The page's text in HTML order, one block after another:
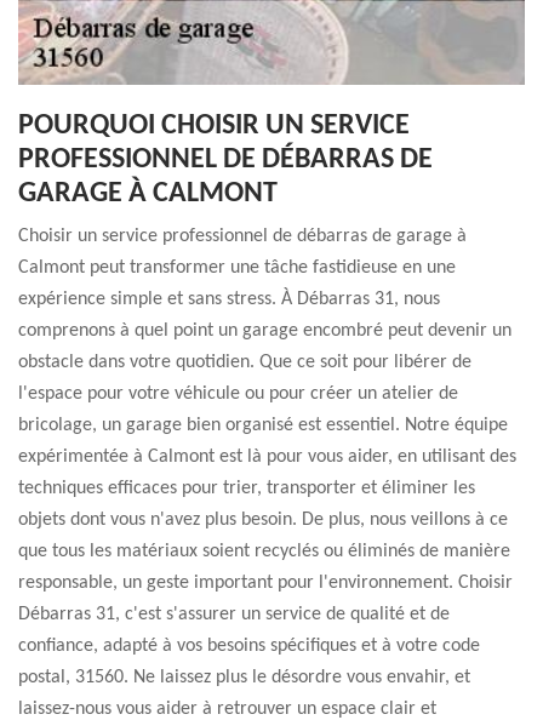
POURQUOI CHOISIR UN SERVICE
PROFESSIONNEL DE DÉBARRAS DE
GARAGE À CALMONT
Choisir un service professionnel de débarras de garage à
Calmont peut transformer une tâche fastidieuse en une
expérience simple et sans stress. À Débarras 31, nous
comprenons à quel point un garage encombré peut devenir un
obstacle dans votre quotidien. Que ce soit pour libérer de
l'espace pour votre véhicule ou pour créer un atelier de
bricolage, un garage bien organisé est essentiel. Notre équipe
expérimentée à Calmont est là pour vous aider, en utilisant des
techniques efficaces pour trier, transporter et éliminer les
objets dont vous n'avez plus besoin. De plus, nous veillons à ce
que tous les matériaux soient recyclés ou éliminés de manière
responsable, un geste important pour l'environnement. Choisir
Débarras 31, c'est s'assurer un service de qualité et de
confiance, adapté à vos besoins spécifiques et à votre code
postal, 31560. Ne laissez plus le désordre vous envahir, et
laissez-nous vous aider à retrouver un espace clair et